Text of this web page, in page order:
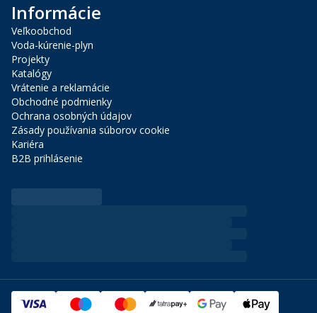
Informácie
Veľkoobchod
Voda-kúrenie-plyn
Projekty
Katalógy
Vrátenie a reklamácie
Obchodné podmienky
Ochrana osobných údajov
Zásady používania súborov cookie
Kariéra
B2B prihlásenie